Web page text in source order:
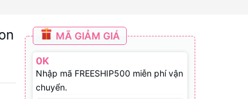
MÃ GIẢM GIÁ
0K
Nhập mã FREESHIP500 miễn phí vận
chuyển.